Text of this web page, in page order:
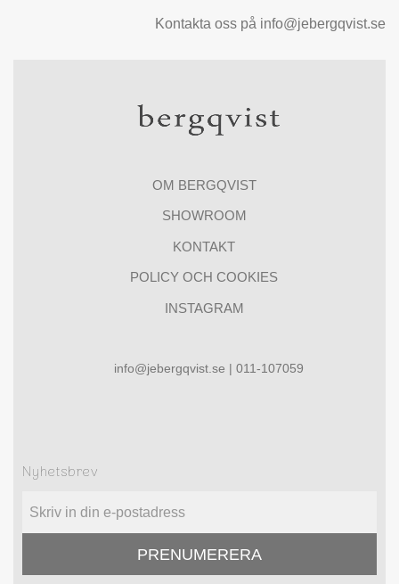
Kontakta oss på info@jebergqvist.se
OM BERGQVIST
SHOWROOM
KONTAKT
POLICY OCH COOKIES
INSTAGRAM
info@jebergqvist.se | 011-107059
Nyhetsbrev
PRENUMERERA